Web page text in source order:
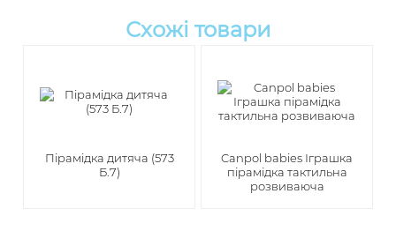
Схожі товари
Пірамідка дитяча (573
Б.7)
Canpol babies Іграшка
пірамідка тактильна
розвиваюча